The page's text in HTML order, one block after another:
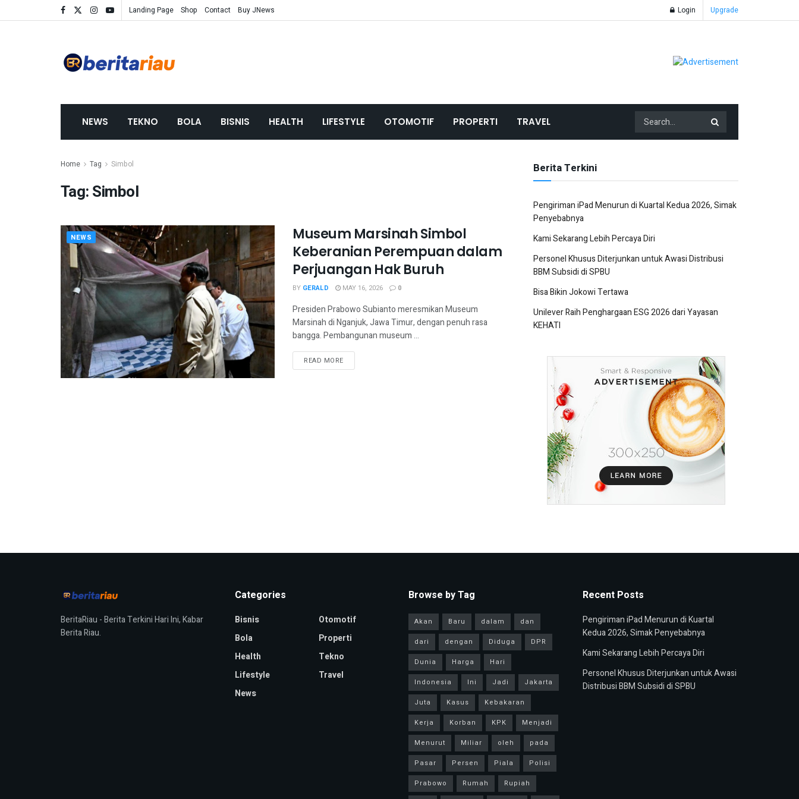
Landing Page Shop Contact Buy JNews Login Upgrade
NEWS TEKNO BOLA BISNIS HEALTH LIFESTYLE OTOMOTIF PROPERTI TRAVEL
Home Tag Simbol
Tag:Simbol
NEWS
Museum Marsinah Simbol
Keberanian Perempuan dalam
Perjuangan Hak Buruh
BY GERALD MAY 16, 2026 0
Presiden Prabowo Subianto meresmikan Museum
Marsinah di Nganjuk, Jawa Timur, dengan penuh rasa
bangga. Pembangunan museum ...
READ MORE
Berita Terkini
Pengiriman iPad Menurun di Kuartal Kedua 2026, Simak
Penyebabnya
Kami Sekarang Lebih Percaya Diri
Personel Khusus Diterjunkan untuk Awasi Distribusi
BBM Subsidi di SPBU
Bisa Bikin Jokowi Tertawa
Unilever Raih Penghargaan ESG 2026 dari Yayasan
KEHATI
BeritaRiau - Berita Terkini Hari Ini, Kabar
Berita Riau.
Categories
Bisnis
Bola
Health
Lifestyle
News
Otomotif
Properti
Tekno
Travel
Browse by Tag
Akan Baru dalam
dan
dari
dengan Diduga
DPR
Dunia
Harga
Hari
Indonesia
Ini Jadi
Jakarta
Juta
Kasus
Kebakaran
Kerja
Korban KPK
Menjadi
Menurut
Miliar oleh
pada
Pasar
Persen Piala
Polisi
Prabowo
Rumah
Rupiah
Recent Posts
Pengiriman iPad Menurun di Kuartal
Kedua 2026, Simak Penyebabnya
Kami Sekarang Lebih Percaya Diri
Personel Khusus Diterjunkan untuk Awasi
Distribusi BBM Subsidi di SPBU